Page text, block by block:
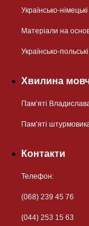
Українсько-
Матеріали на
Українсько-
Хвилина
Пам’яті
Пам’яті
Контакти
Телефон:
(068) 239 45 76
(044) 253 15 63